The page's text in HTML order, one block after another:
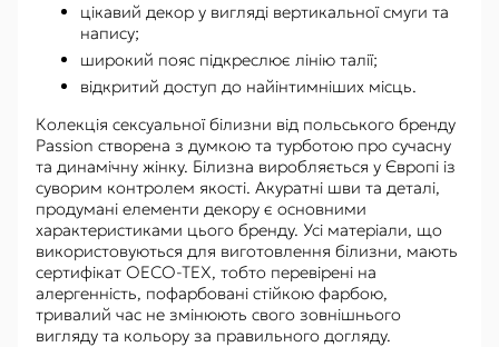
цікавий декор у вигляді вертикальної смуги та
напису;
широкий пояс підкреслює лінію талії;
відкритий доступ до найінтимніших місць.
Колекція сексуальної білизни від польського бренду
Passion створена з думкою та турботою про сучасну
та динамічну жінку. Білизна виробляється у Європі із
суворим контролем якості. Акуратні шви та деталі,
продумані елементи декору є основними
характеристиками цього бренду. Усі матеріали, що
використовуються для виготовлення білизни, мають
сертифікат OECO-TEX, тобто перевірені на
алергенність, пофарбовані стійкою фарбою,
тривалий час не змінюють свого зовнішнього
вигляду та кольору за правильного догляду.